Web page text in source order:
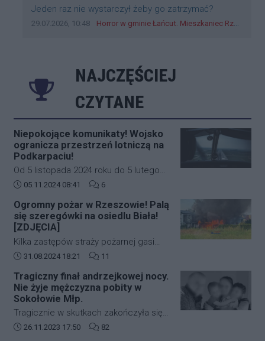
Treść komentarza:
Jeden raz nie wystarczył żeby go zatrzymać?
Data dodania komentarza:
29.07.2026, 10:48 Źródło komentarza:
Horror w gminie Łańcut. Mieszkaniec Rzeszowa terroryzował rodzinę nożem i zaatakował policjantów! [VIDEO]
NAJCZĘŚCIEJ
CZYTANE
Niepokojące komunikaty! Wojsko
ogranicza przestrzeń lotniczą na
Podkarpaciu!
Od 5 listopada 2024 roku do 5 lutego
2025 roku w południowo-wschodniej
obowiązywać będą nowe, bardziej
restrykcyjne zasady dotyczące ruchu
lotniczego. Decyzja ta została podjęta
na wniosek Dowództwa Operacyjnego
Rodzajów Sił Zbrojnych i wprowadza
strefę ograniczonej lotności EP R125.
Data dodania artykułu:
05.11.2024 08:41 Liczba komentarzy artykułu:
6
Ogromny pożar w Rzeszowie! Palą
się szeregówki na osiedlu Biała!
[ZDJĘCIA]
Kilka zastępów straży pożarnej gasi
duży pożar budynków mieszkalnych w
kardynała Karola Wojtyły na
rzeszowskim osiedlu Biała.
Data dodania artykułu:
31.08.2024 18:21 Liczba komentarzy artykułu:
11
Tragiczny finał andrzejkowej nocy.
Nie żyje mężczyzna pobity w
Sokołowie Młp.
Tragicznie w skutkach zakończyła się
andrzejkowa noc w Sokołowie Młp. W
Data dodania artykułu:
26.11.2023 17:50 Liczba komentarzy artykułu:
82